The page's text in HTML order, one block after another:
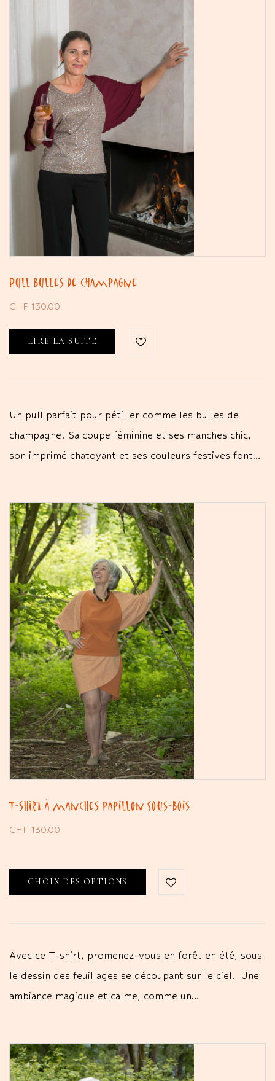
Pull Bulles de champagne
CHF 130.00
LIRE LA SUITE
Un pull parfait pour pétiller comme les bulles de
champagne! Sa coupe féminine et ses manches chic,
son imprimé chatoyant et ses couleurs festives font…
T-shirt à manches papillon Sous-Bois
CHF 130.00
CHOIX DES OPTIONS
Avec ce T-shirt, promenez-vous en forêt en été, sous
le dessin des feuillages se découpant sur le ciel. Une
ambiance magique et calme, comme un…